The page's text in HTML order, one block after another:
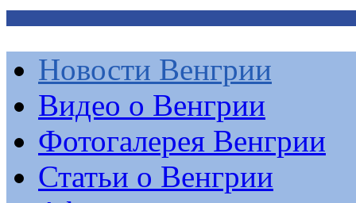
Новости Венгрии
Видео о Венгрии
Фотогалерея Венгрии
Статьи о Венгрии